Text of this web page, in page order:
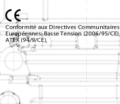
Conformité aux Directives Communitaires
Européennes: Basse Tension (2006/95/CE),
ATEX (94/9/CE),